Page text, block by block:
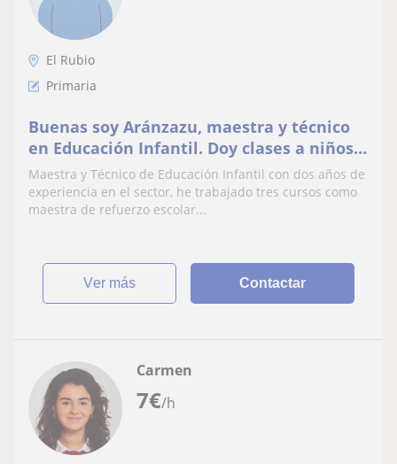
El Rubio
Primaria
Buenas soy Aránzazu, maestra y técnico
en Educación Infantil. Doy clases a niños y
niñas de Infantil y Primaria.
Maestra y Técnico de Educación Infantil con dos años de
experiencia en el sector, he trabajado tres cursos como
maestra de refuerzo escolar...
ver más Contactar
7€/h
Carmen